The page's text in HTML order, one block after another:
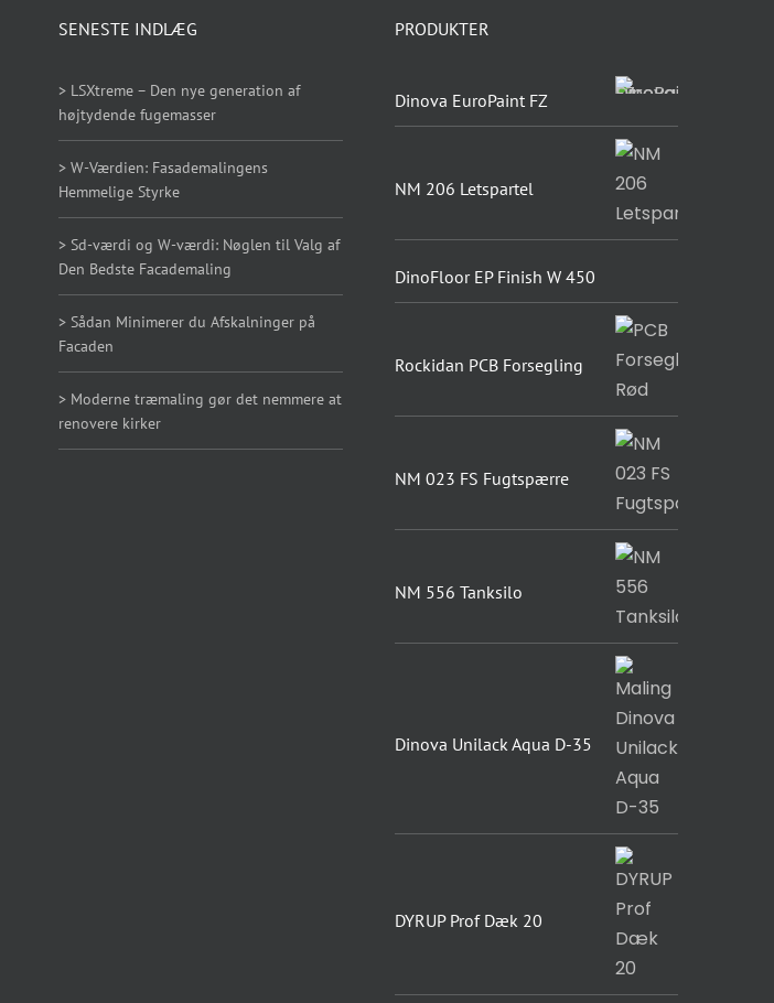
SENESTE INDLÆG
> LSXtreme – Den nye generation af
højtydende fugemasser
> W-Værdien: Fasademalingens
Hemmelige Styrke
> Sd-værdi og W-værdi: Nøglen til Valg af
Den Bedste Facademaling
> Sådan Minimerer du Afskalninger på
Facaden
> Moderne træmaling gør det nemmere at
renovere kirker
PRODUKTER
Dinova EuroPaint FZ
NM 206 Letspartel
DinoFloor EP Finish W 450
Rockidan PCB Forsegling
NM 023 FS Fugtspærre
NM 556 Tanksilo
Dinova Unilack Aqua D-35
DYRUP Prof Dæk 20